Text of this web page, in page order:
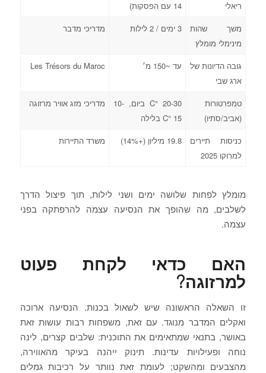
ריאלי
14 עם הפסקות)
משך שהות
מינימלי מומלץ
3 ימים / 2 לילות מדריכי מדבר
גובה הדיונות של
ארג שבי
עד ~150 מ׳ Les Trésors du Maroc
טמפרטורות
(אביב/סתיו)
20-30 °C ביום, 10-
15 °C בלילה
מדריכי מזג אוויר מרזוגה
כניסות תיירים
למרוקו 2025
19.8 מיליון (+14%) משרד התיירות
מומלץ לפחות שלושה ימים ושני לילות, תוך פיצול הדרך
לשלבים, מה שהופך את הנסיעה עצמה להרפתקה בפני
עצמה.
האם כדאי לקחת פעוט
למרזוגה?
זו השאלה הראשונה שיש לשאול בכנות. הנסיעה ארוכה
ואקלים המדבר מנוגד. עם זאת, משפחות רבות עושות זאת
באושר, בתנאי שמתאימים את התוכנית: שלבים קצרים, לינה
נוחה ופעילויות עדינות. תינוק ייהנה בעיקר מהאווירה,
מהצבעים ומהשקט; לעומת זאת נוותר על רכיבות גמלים